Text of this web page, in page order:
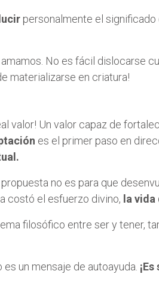
personalmente el significado
No es fácil dislocarse
materializarse en criatura!
valor! Un valor capaz de
es el primer paso en
propuesta no es para que
costó el esfuerzo divino, la vida
filosófico entre ser y tener,
un mensaje de autoayuda.